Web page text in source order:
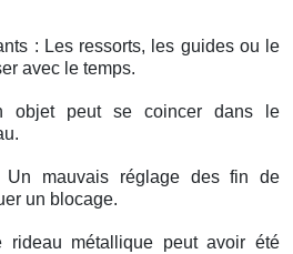
: Les ressorts, les guides ou le
avec le temps.
objet peut se coincer dans le
Un mauvais réglage des fin de
un blocage.
rideau métallique peut avoir été